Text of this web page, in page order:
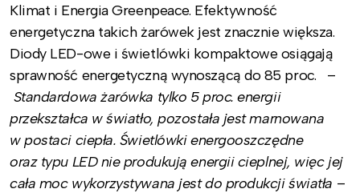
Klimat i Energia Greenpeace. Efektywność
energetyczna takich żarówek jest znacznie większa.
Diody LED-owe i świetlówki kompaktowe osiągają
sprawność energetyczną wynoszącą do 85 proc. –
Standardowa żarówka tylko 5 proc. energii
przekształca w światło, pozostała jest marnowana
w postaci ciepła. Świetlówki energooszczędne
oraz typu LED nie produkują energii cieplnej, więc jej
cała moc wykorzystywana jest do produkcji światła –